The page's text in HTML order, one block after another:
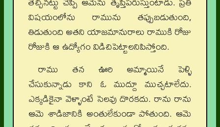
విషయంలోను రామును తప్పుబడుతుంది,
తిడుతుంది అతని యాజమానురాలు రాముకి రోజు
రోజుకి ఆ ఉద్యోగం విడిచిపెట్టాలనిపిస్తోంది.
రాము తన ఊరి అమ్మాయినే పెళ్ళి
చేసుకున్నాడు కాని ఓ ముద్దూ ముచ్చటాలేదు.
ఎక్కడికైనా వెళ్ళాంటే సెలవు దొరకదు. రాను రాను
ఆమె శాడిజానికి అంతులేకుండా పోతుంది. ఆమె